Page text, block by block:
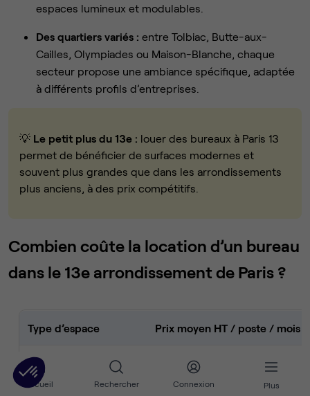
Accueil Rechercher Connexion Plus
espaces lumineux et modulables.
Des quartiers variés : entre Tolbiac, Butte-aux-
Cailles, Olympiades ou Maison-Blanche, chaque
secteur propose une ambiance spécifique, adaptée
à différents profils d’entreprises.
💡 Le petit plus du 13e : louer des bureaux à Paris 13
permet de bénéficier de surfaces modernes et
souvent plus grandes que dans les arrondissements
plus anciens, à des prix compétitifs.
Combien coûte la location d’un bureau
dans le 13e arrondissement de Paris ?
Type d’espace Prix moyen HT / poste / mois
Espace de coworking 350 € – 600 €